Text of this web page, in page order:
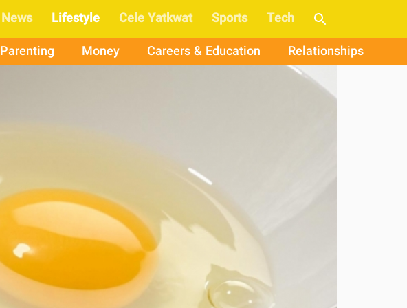
News Lifestyle Cele Yatkwat Sports
Tech
Parenting Money Careers & Education Relationships